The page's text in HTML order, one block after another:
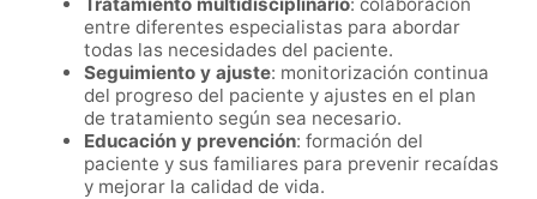
entre diferentes especialistas para abordar
todas las necesidades del paciente.
Seguimiento y ajuste: monitorización continua
del progreso del paciente y ajustes en el plan
de tratamiento según sea necesario.
Educación y prevención: formación del
paciente y sus familiares para prevenir recaídas
y mejorar la calidad de vida.